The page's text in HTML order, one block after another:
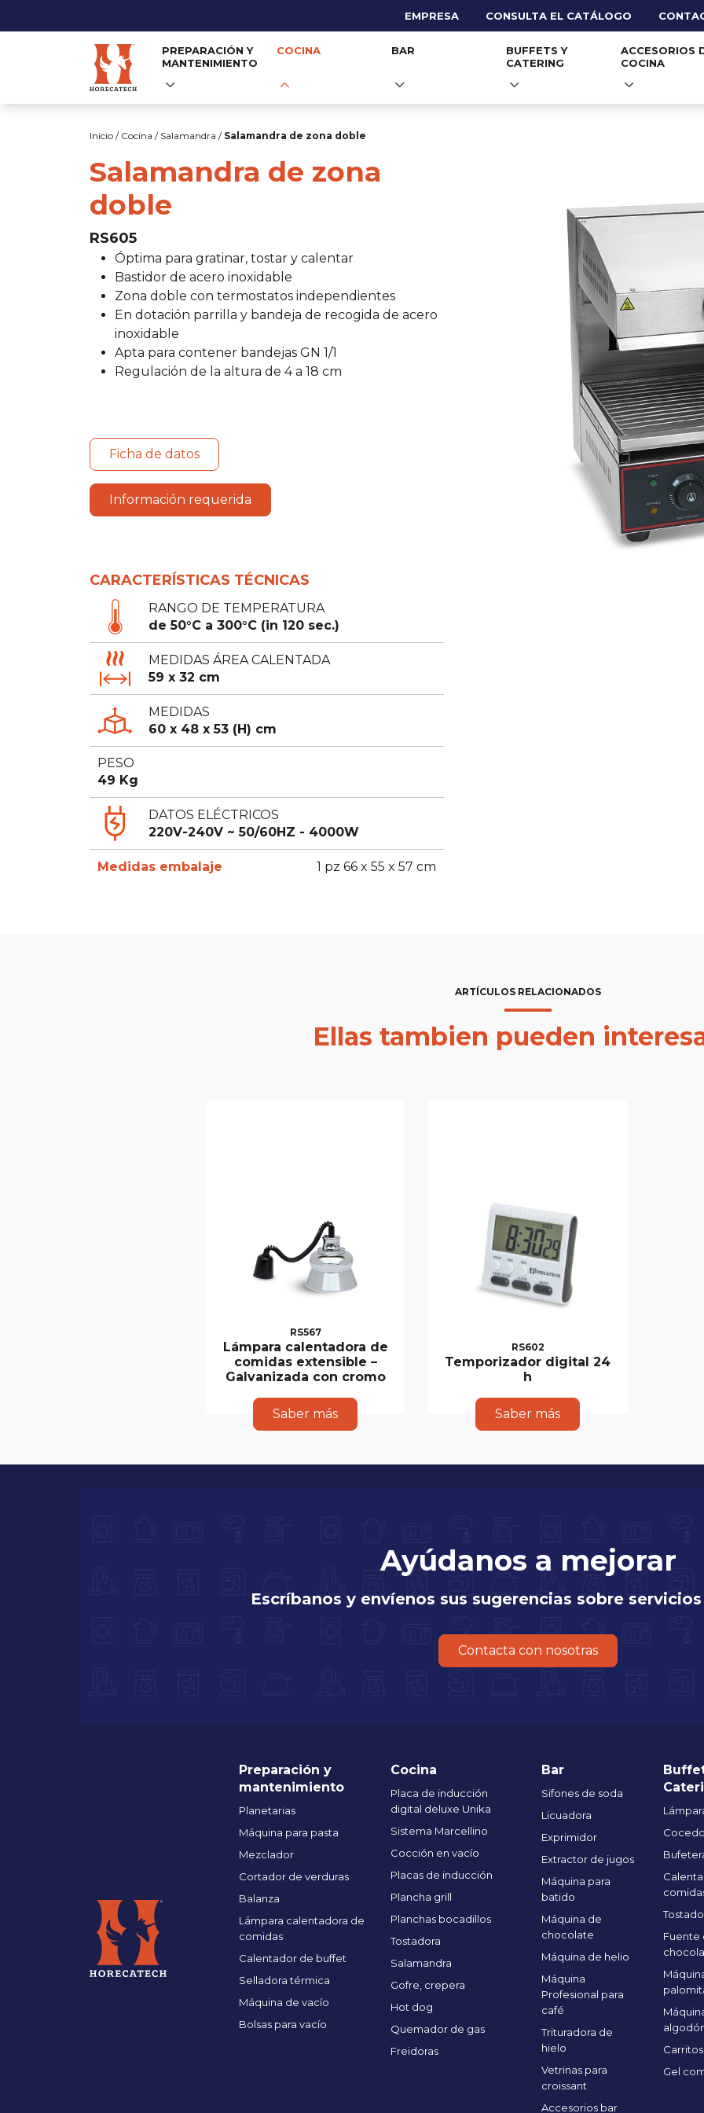
EMPRESA CONSULTA EL CATÁLOGO
PREPARACIÓN Y
MANTENIMIENTO
COCINA BAR
BUFFETS Y
CATERING
ACCESORIOS
COCINA
Inicio / Cocina / Salamandra / Salamandra de zona doble
Salamandra de zona
doble
RS605
Óptima para gratinar, tostar y calentar
Bastidor de acero inoxidable
Zona doble con termostatos independientes
En dotación parrilla y bandeja de recogida de acero
inoxidable
Apta para contener bandejas GN 1/1
Regulación de la altura de 4 a 18 cm
Ficha de datos
Información requerida
CARACTERÍSTICAS TÉCNICAS
RANGO DE TEMPERATURA
de 50°C a 300°C (in 120 sec.)
MEDIDAS ÁREA CALENTADA
59 x 32 cm
MEDIDAS
60 x 48 x 53 (H) cm
PESO
49 Kg
DATOS ELÉCTRICOS
220V-240V ~ 50/60HZ - 4000W
Medidas embalaje 1 pz 66 x 55 x 57 cm
ARTÍCULOS RELACIONADOS
Ellas tambien pueden
RS567
Lámpara calentadora de
comidas extensible –
Galvanizada con cromo
Saber más
RS602
Temporizador digital 24
h
Saber más
Ayúdanos a mejorar
Escríbanos y envíenos sus sugerencias sobre
Contacta con nosotras
Preparación y
mantenimiento
Planetarias
Máquina para pasta
Mezclador
Cortador de verduras
Balanza
Lámpara calentadora de
comidas
Calentador de buffet
Selladora térmica
Máquina de vacío
Bolsas para vacío
Cocina
Placa de inducción
digital deluxe Unika
Sistema Marcellino
Cocción en vacío
Placas de inducción
Plancha grill
Planchas bocadillos
Tostadora
Salamandra
Gofre, crepera
Hot dog
Quemador de gas
Freidoras
Bar
Sifones de soda
Licuadora
Exprimidor
Extractor de jugos
Máquina para
batido
Máquina de
chocolate
Máquina de helio
Máquina
Profesional para
café
Trituradora de
hielo
Vetrinas para
croissant
Accesorios bar
Fuente
Carritos
Gel